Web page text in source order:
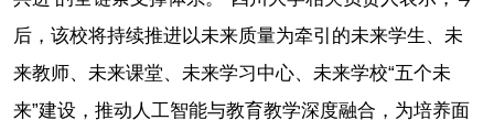
后，该校将持续推进以未来质量为牵引的未来学生、未
来教师、未来课堂、未来学习中心、未来学校“五个未
来”建设，推动人工智能与教育教学深度融合，为培养面